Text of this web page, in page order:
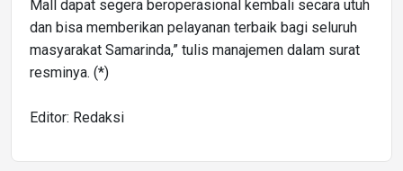
Mall dapat segera beroperasional kembali secara utuh
dan bisa memberikan pelayanan terbaik bagi seluruh
masyarakat Samarinda,” tulis manajemen dalam surat
resminya. (*)
Editor: Redaksi